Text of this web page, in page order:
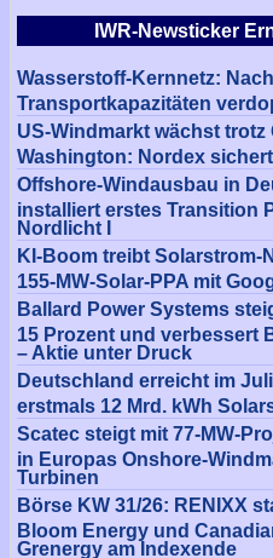
IWR-Newsticker
Wasserstoff-Kernnetz:
Transportkapazitäten
US-Windmarkt wächst trotz
Washington: Nordex
Offshore-Windausbau in
installiert erstes Transition
Nordlicht I
KI-Boom treibt Solarstrom-
155-MW-Solar-PPA mit
Ballard Power Systems
15 Prozent und verbessert
– Aktie unter Druck
Deutschland erreicht im
erstmals 12 Mrd. kWh
Scatec steigt mit 77-MW-
in Europas Onshore-
Turbinen
Börse KW 31/26: RENIXX
Bloom Energy und
Grenergy am Indexende